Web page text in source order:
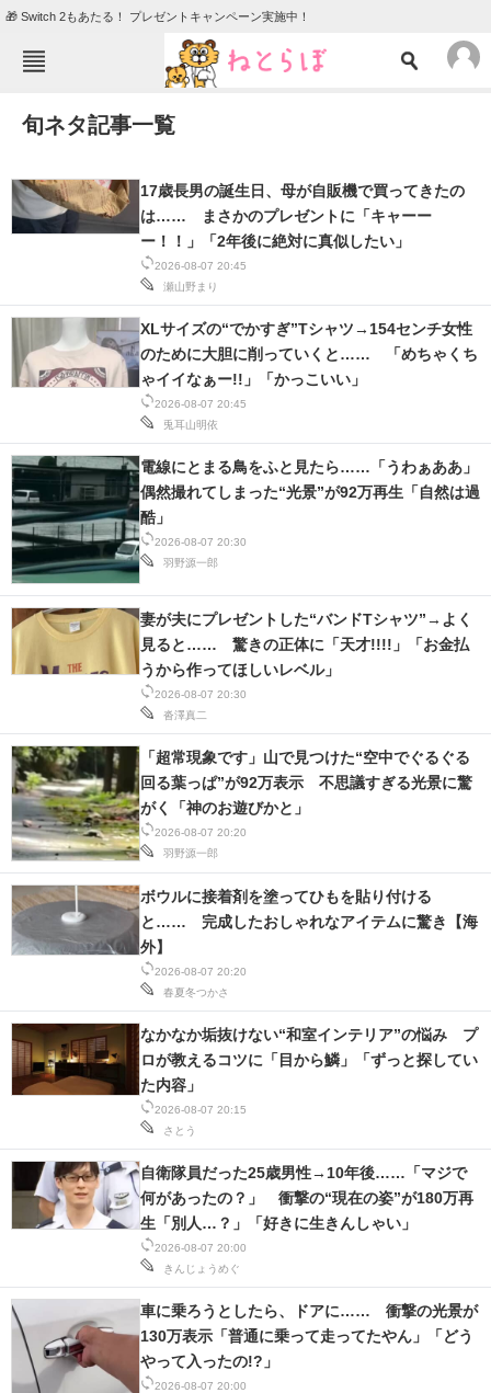
🎁 Switch 2もあたる！ プレゼントキャンペーン実施中！
TOP
グルメ 地域
会員記事
ITの今と未来を見通す
スマホと通信の最新トレンド
進化するPCとデバイスの未来
好きが集まる 比べて選べる
ビジネスと働き方のヒント
AI活用のいまが分かる
企業ITのトレンドを詳説
経営リーダーのコミュニティ
マーケ×ITの今がよく分かる
ITエンジニア向け専門サイト
企業向けIT製品の総合サイト
IT製品の技術・比較・事例
製造業のIT導入・活用を支援
モノづくり技術者専門サイト
電子設計の基本と応用
エネルギーの専門メディア
建設×テクノロジーの最前線
ちょっと気になるネットの話題
旬ネタ記事一覧
2026-08-07 20:45
瀬山野まり
17歳長男の誕生日、母が自販機で買ってきたの
は…… まさかのプレゼントに「キャーー
ー！！」「2年後に絶対に真似したい」
2026-08-07 20:45
兎耳山明依
XLサイズの“でかすぎ”Tシャツ→154センチ女性
のために大胆に削っていくと…… 「めちゃくち
ゃイイなぁー!!」「かっこいい」
2026-08-07 20:30
羽野源一郎
電線にとまる鳥をふと見たら……「うわぁああ」
偶然撮れてしまった“光景”が92万再生「自然は過
酷」
2026-08-07 20:30
沓澤真二
妻が夫にプレゼントした“バンドTシャツ”→よく
見ると…… 驚きの正体に「天才!!!!」「お金払
うから作ってほしいレベル」
2026-08-07 20:20
羽野源一郎
「超常現象です」山で見つけた“空中でぐるぐる
回る葉っぱ”が92万表示 不思議すぎる光景に驚
がく「神のお遊びかと」
2026-08-07 20:20
春夏冬つかさ
ボウルに接着剤を塗ってひもを貼り付ける
と…… 完成したおしゃれなアイテムに驚き【海
外】
2026-08-07 20:15
さとう
なかなか垢抜けない“和室インテリア”の悩み プ
ロが教えるコツに「目から鱗」「ずっと探してい
た内容」
2026-08-07 20:00
きんじょうめぐ
自衛隊員だった25歳男性→10年後……「マジで
何があったの？」 衝撃の“現在の姿”が180万再
生「別人…？」「好きに生きんしゃい」
2026-08-07 20:00
車に乗ろうとしたら、ドアに…… 衝撃の光景が
130万表示「普通に乗って走ってたやん」「どう
やって入ったの!?」